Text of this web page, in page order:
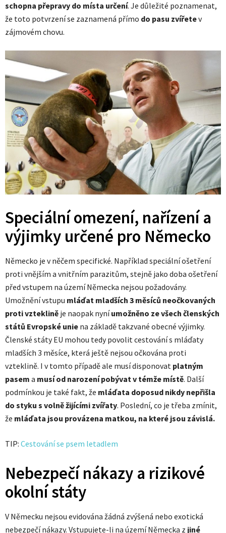
schopna přepravy do místa určení. Je důležité poznamenat,
že toto potvrzení se zaznamená přímo do pasu zvířetev
zájmovém chovu.
Speciální omezení, nařízení a
výjimky určené pro Německo
Německo je v něčem specifické. Například speciální ošetření
proti vnějším a vnitřním parazitům, stejně jako doba ošetření
před vstupem na území Německa nejsou požadovány.
Umožnění vstupu mláďat mladších 3 měsíců neočkovaných
proti vzteklině je naopak nyníumožněno ze všech členských
států Evropské unie na základě takzvané obecné výjimky.
Členské státy EU mohou tedy povolit cestování s mláďaty
mladších 3 měsíce, která ještě nejsou očkována proti
vzteklině. I v tomto případě ale musí disponovat platným
pasem a musí od narození pobývat v témže místě. Další
podmínkou je také fakt, že mláďata doposud nikdy nepřišla
do styku s volně žijícími zvířaty. Poslední, co je třeba zmínit,
že mláďata jsou provázena matkou, na které jsou závislá.
TIP: Cestování se psem letadlem
Nebezpečí nákazy a rizikové
okolní státy
V Německu nejsou evidována žádná zvýšená nebo exotická
nebezpečí nákazy. Vstupujete-li na území Německa z jiné